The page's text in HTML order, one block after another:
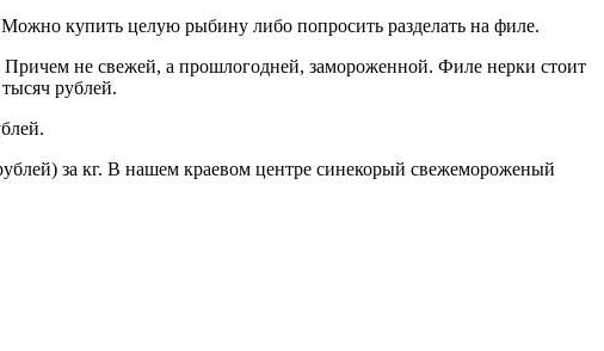
купить целую рыбину либо попросить разделать на филе.
не свежей, а прошлогодней, замороженной. Филе нерки стоит
рублей.
за кг. В нашем краевом центре синекорый свежемороженый